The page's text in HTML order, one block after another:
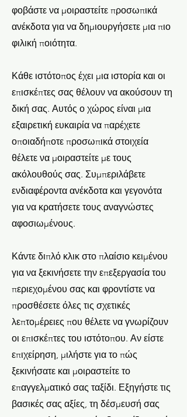
φοβάστε να μοιραστείτε προσωπικά
ανέκδοτα για να δημιουργήσετε μια πιο
φιλική ποιότητα.
Κάθε ιστότοπος έχει μια ιστορία και οι
επισκέπτες σας θέλουν να ακούσουν τη
δική σας. Αυτός ο χώρος είναι μια
εξαιρετική ευκαιρία να παρέχετε
οποιαδήποτε προσωπικά στοιχεία
θέλετε να μοιραστείτε με τους
ακόλουθούς σας. Συμπεριλάβετε
ενδιαφέροντα ανέκδοτα και γεγονότα
για να κρατήσετε τους αναγνώστες
αφοσιωμένους.
Κάντε διπλό κλικ στο πλαίσιο κειμένου
για να ξεκινήσετε την επεξεργασία του
περιεχομένου σας και φροντίστε να
προσθέσετε όλες τις σχετικές
λεπτομέρειες που θέλετε να γνωρίζουν
οι επισκέπτες του ιστότοπου. Αν είστε
επιχείρηση, μιλήστε για το πώς
ξεκινήσατε και μοιραστείτε το
επαγγελματικό σας ταξίδι. Εξηγήστε τις
βασικές σας αξίες, τη δέσμευσή σας